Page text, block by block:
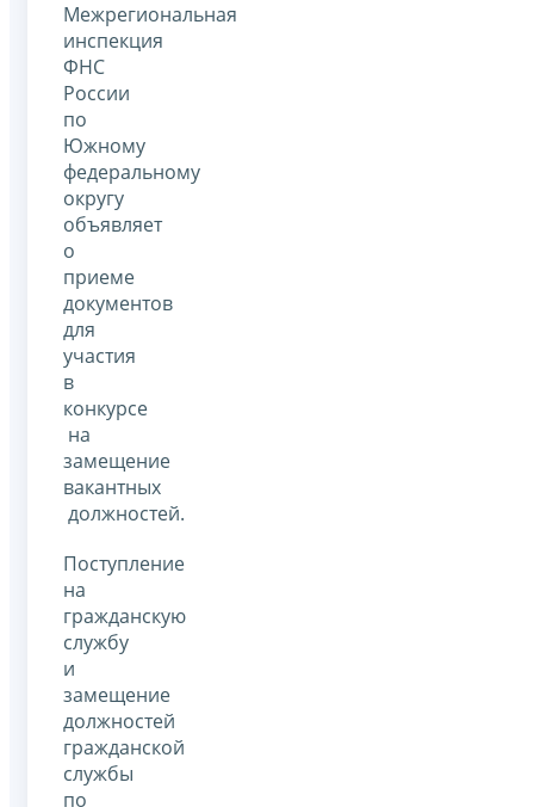
Межрегиональная
инспекция
ФНС
России
по
Южному
федеральному
округу
объявляет
о
приеме
документов
для
участия
в
конкурсе
на
замещение
вакантных
должностей.
Поступление
на
гражданскую
службу
и
замещение
должностей
гражданской
службы
по